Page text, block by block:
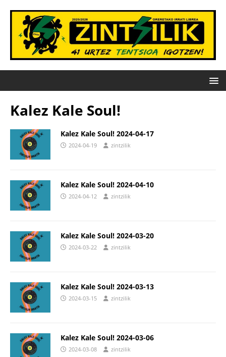
Kalez Kale Soul!
Kalez Kale Soul! 2024-04-17
2024-04-19 zintzilik
Kalez Kale Soul! 2024-04-10
2024-04-12 zintzilik
Kalez Kale Soul! 2024-03-20
2024-03-22 zintzilik
Kalez Kale Soul! 2024-03-13
2024-03-15 zintzilik
Kalez Kale Soul! 2024-03-06
2024-03-08 zintzilik